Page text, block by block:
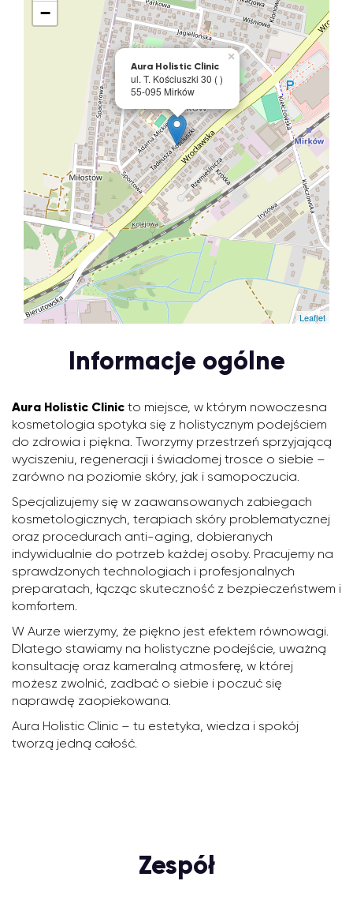
Aura Holistic Clinic
ul. T. Kościuszki 30 ( )
55-095 Mirków
×
−
Leaflet
Informacje ogólne
Aura Holistic Clinic to miejsce, w którym nowoczesna
kosmetologia spotyka się z holistycznym podejściem
do zdrowia i piękna. Tworzymy przestrzeń sprzyjającą
wyciszeniu, regeneracji i świadomej trosce o siebie –
zarówno na poziomie skóry, jak i samopoczucia.
Specjalizujemy się w zaawansowanych zabiegach
kosmetologicznych, terapiach skóry problematycznej
oraz procedurach anti-aging, dobieranych
indywidualnie do potrzeb każdej osoby. Pracujemy na
sprawdzonych technologiach i profesjonalnych
preparatach, łącząc skuteczność z bezpieczeństwem i
komfortem.
W Aurze wierzymy, że piękno jest efektem równowagi.
Dlatego stawiamy na holistyczne podejście, uważną
konsultację oraz kameralną atmosferę, w której
możesz zwolnić, zadbać o siebie i poczuć się
naprawdę zaopiekowana.
Aura Holistic Clinic – tu estetyka, wiedza i spokój
tworzą jedną całość.
Zespół